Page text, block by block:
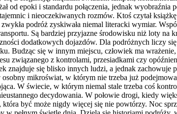
od epoki i standardu połączenia, jednak
i nieoczekiwanych rozmów. Ktoś czytał
podróż zyskiwała niemal literacki wymiar.
Są bardziej przyjazne środowisku niż loty na
dodatkowych dojazdów. Dla podróżnych liczy
Budząc się w innym miejscu, człowiek ma
związanego z kontrolami, przesiadkami czy
znajduje się blisko innych ludzi, a jednak zachowuje
mikroświat, w którym nie trzeba już
W świecie, w którym niemal stale trzeba coś
decydowania. W połowie drogi, kiedy
być może nigdy więcej się nie powtórzy. Noc